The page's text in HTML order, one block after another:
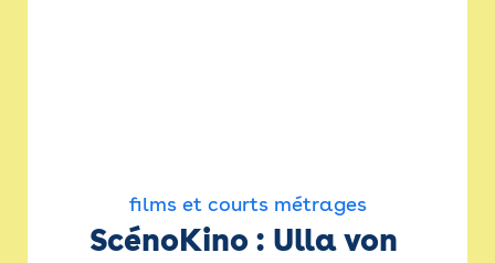
films et courts métrages
ScénoKino : Ulla von